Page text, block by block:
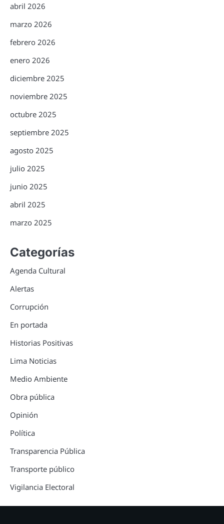
abril 2026
marzo 2026
febrero 2026
enero 2026
diciembre 2025
noviembre 2025
octubre 2025
septiembre 2025
agosto 2025
julio 2025
junio 2025
abril 2025
marzo 2025
Categorías
Agenda Cultural
Alertas
Corrupción
En portada
Historias Positivas
Lima Noticias
Medio Ambiente
Obra pública
Opinión
Política
Transparencia Pública
Transporte público
Vigilancia Electoral